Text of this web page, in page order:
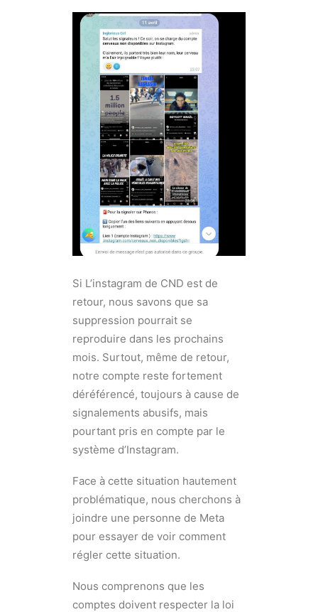
Si L’instagram de CND est de
retour, nous savons que sa
suppression pourrait se
reproduire dans les prochains
mois. Surtout, même de retour,
notre compte reste fortement
déréférencé, toujours à cause de
signalements abusifs, mais
pourtant pris en compte par le
système d’Instagram.
Face à cette situation hautement
problématique, nous cherchons à
joindre une personne de Meta
pour essayer de voir comment
régler cette situation.
Nous comprenons que les
comptes doivent respecter la loi